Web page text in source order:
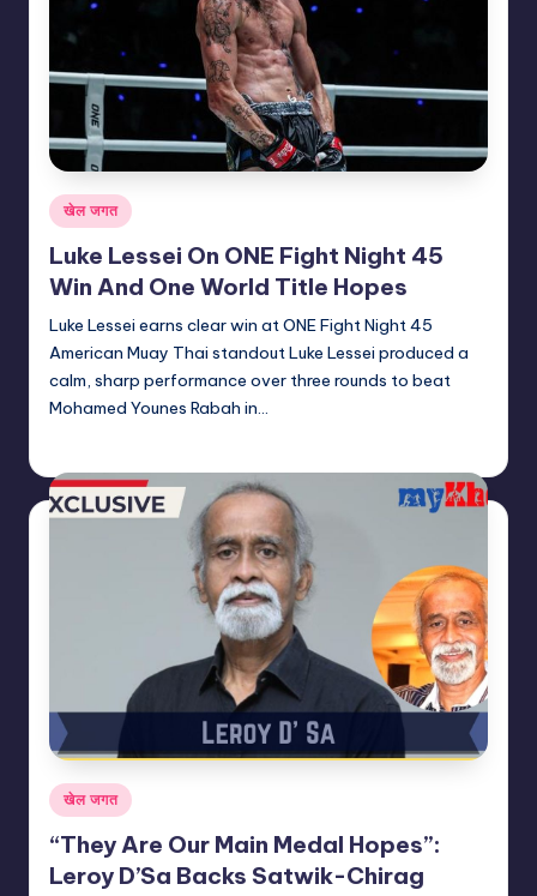
Posted
in
खेल जगत
Luke Lessei On ONE Fight Night 45
Win And One World Title Hopes
Luke Lessei earns clear win at ONE Fight Night 45
American Muay Thai standout Luke Lessei produced a
calm, sharp performance over three rounds to beat
Mohamed Younes Rabah in…
Posted
in
खेल जगत
“They Are Our Main Medal Hopes”:
Leroy D’Sa Backs Satwik-Chirag